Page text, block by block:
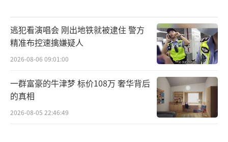
且价格高度敏感的自住群体，之前房价涨太高
了上不去车，现在等房价倒回来，只要价格合
适，能够满足生活需求，就有成交机会。
今年的小阳春很热闹吧，但你仔细看：北
京四月份二手房卖了1.8万套，创了近年同期新
高；上海五月份卖了2.8万套，也是六年同期最
逃犯看演唱会 刚出地铁就被逮住 警方
精准布控速擒嫌疑人
2026-08-06 09:01:00
一群富豪的牛津梦 标价108万 奢华背后
的真相
2026-08-05 22:46:49